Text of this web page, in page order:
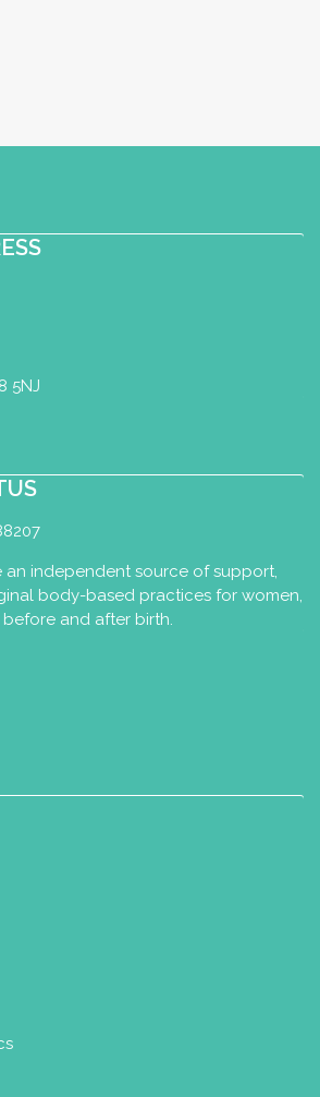
5NJ
an independent source of support,
body-based practices for women,
and after birth.